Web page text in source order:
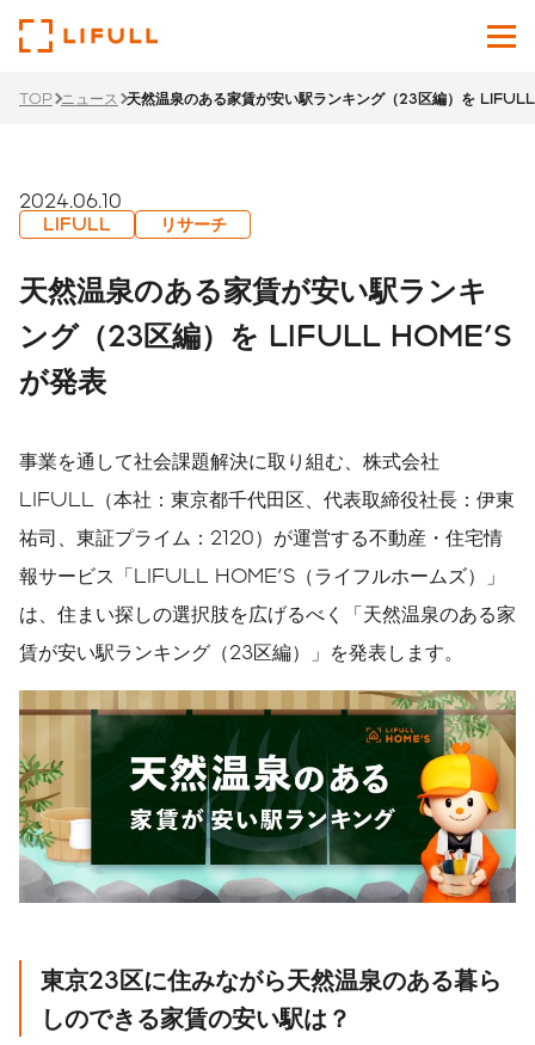
Japanese English
サービス
ニュース
サステナビリティ
TOP ニュース 天然温泉のある家賃が安い駅ランキング（23区編）を
2024.06.10
LIFULL リサーチ
天然温泉のある家賃が安い駅ランキ
ング（23区編）を LIFULL HOME'S
が発表
事業を通して社会課題解決に取り組む、株式会社
LIFULL（本社：東京都千代田区、代表取締役社長：伊東
祐司、東証プライム：2120）が運営する不動産・住宅情
報サービス「LIFULL HOME'S（ライフルホームズ）」
は、住まい探しの選択肢を広げるべく「天然温泉のある家
賃が安い駅ランキング（23区編）」を発表します。
東京23区に住みながら天然温泉のある暮ら
しのできる家賃の安い駅は？